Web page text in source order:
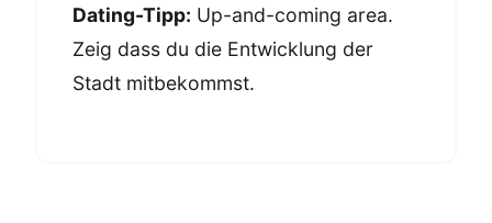
Dating-Tipp: Up-and-coming area.
Zeig dass du die Entwicklung der
Stadt mitbekommst.